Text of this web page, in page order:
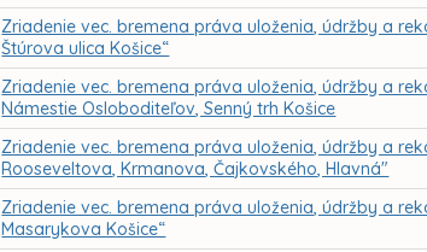
Zriadenie vec. bremena práva uloženia, údržby a
Štúrova ulica Košice“
Zriadenie vec. bremena práva uloženia, údržby a
Námestie Osloboditeľov, Senný trh Košice
Zriadenie vec. bremena práva uloženia, údržby a
Rooseveltova, Krmanova, Čajkovského, Hlavná"
Zriadenie vec. bremena práva uloženia, údržby a
Masarykova Košice“